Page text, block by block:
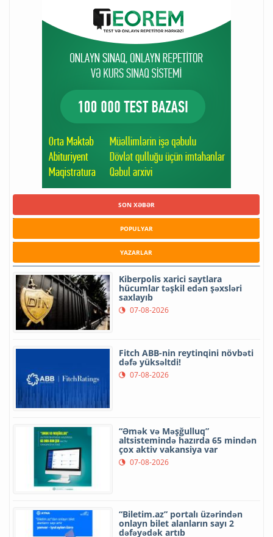
SON XƏBƏR
POPULYAR
YAZARLAR
Kiberpolis xarici saytlara
hücumlar təşkil edən şəxsləri
saxlayıb
07-08-2026
Fitch ABB-nin reytinqini növbəti
dəfə yüksəltdi!
07-08-2026
“Əmək və Məşğulluq”
altsistemində hazırda 65 mindən
çox aktiv vakansiya var
07-08-2026
“Biletim.az” portalı üzərindən
onlayn bilet alanların sayı 2
dəfəyədək artıb